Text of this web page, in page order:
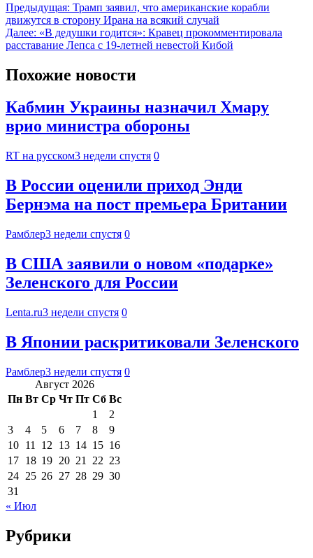
Предыдущая: Трамп заявил, что американские корабли
движутся в сторону Ирана на всякий случай
Далее: «В дедушки годится»: Кравец прокомментировала
расставание Лепса с 19-летней невестой Кибой
Похожие новости
Кабмин Украины назначил Хмару
врио министра обороны
RT на русском3 недели спустя 0
В России оценили приход Энди
Бернэма на пост премьера Британии
Рамблер3 недели спустя 0
В США заявили о новом «подарке»
Зеленского для России
Lenta.ru3 недели спустя 0
В Японии раскритиковали Зеленского
Рамблер3 недели спустя 0
Август 2026
Пн Вт Ср Чт Пт Сб Вс
1
2
3
4 5 6 7 8
9
10 11 12 13 14 15 16
17 18 19 20 21 22 23
24 25 26 27 28 29 30
31
« Июл
Рубрики